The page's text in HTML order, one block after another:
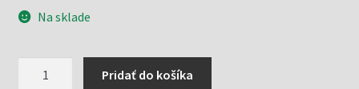
Na sklade
Pridať do košíka